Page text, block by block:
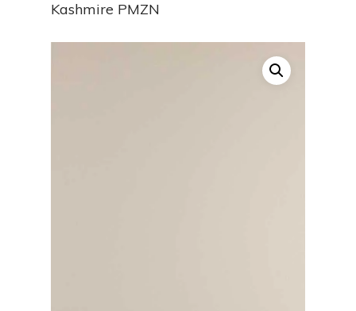
Kashmire PMZN